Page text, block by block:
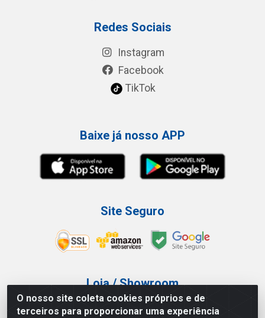
O nosso site coleta cookies próprios e de
terceiros para proporcionar uma experiência
Redes Sociais
Instagram
Facebook
TikTok
Baixe já nosso APP
Site Seguro
Loja / Showroom
Tel.: (11) 3227-0546